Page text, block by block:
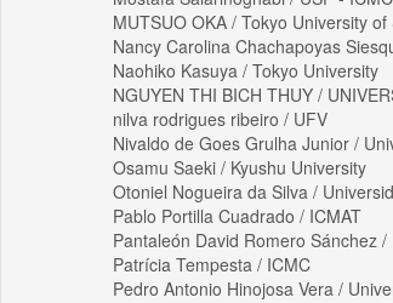
MUTSUO OKA / Tokyo University of
Nancy Carolina Chachapoyas
Naohiko Kasuya / Tokyo University
NGUYEN THI BICH THUY /
nilva rodrigues ribeiro / UFV
Nivaldo de Goes Grulha Junior /
Osamu Saeki / Kyushu University
Otoniel Nogueira da Silva /
Pablo Portilla Cuadrado / ICMAT
Pantaleón David Romero Sánchez
Patrícia Tempesta / ICMC
Pedro Antonio Hinojosa Vera /